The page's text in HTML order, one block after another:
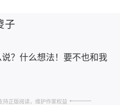
子
？什么想法！要不也和我
持正版阅读，维护作家权益